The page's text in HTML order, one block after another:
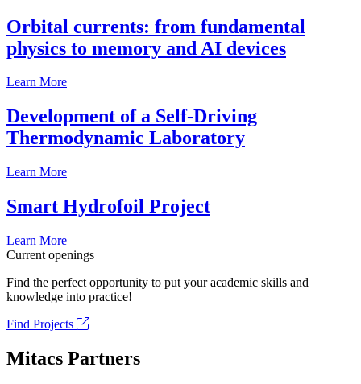
Orbital currents: from fundamental
physics to memory and AI devices
Learn More
Development of a Self-Driving
Thermodynamic Laboratory
Learn More
Smart Hydrofoil Project
Learn More
Current openings
Find the perfect opportunity to put your academic skills and
knowledge into practice!
Find Projects
Mitacs Partners